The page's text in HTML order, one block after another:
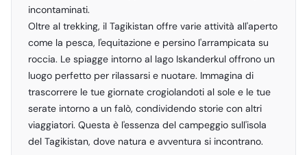
incontaminati.
Oltre al trekking, il Tagikistan offre varie attività all'aperto
come la pesca, l'equitazione e persino l'arrampicata su
roccia. Le spiagge intorno al lago Iskanderkul offrono un
luogo perfetto per rilassarsi e nuotare. Immagina di
trascorrere le tue giornate crogiolandoti al sole e le tue
serate intorno a un falò, condividendo storie con altri
viaggiatori. Questa è l'essenza del campeggio sull'isola
del Tagikistan, dove natura e avventura si incontrano.